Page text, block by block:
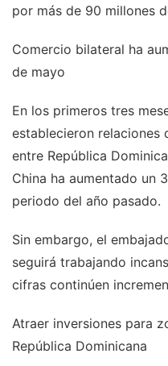
por más de 90 millones
Comercio bilateral ha
de mayo
En los primeros tres
establecieron relaciones
entre República
China ha aumentado un
periodo del año pasado.
Sin embargo, el
seguirá trabajando
cifras continúen
Atraer inversiones para
República Dominicana